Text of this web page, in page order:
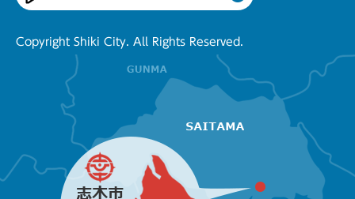
Copyright Shiki City. All Rights Reserved.